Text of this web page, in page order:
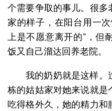
个需要争取的事儿。很
家的样子，在阳台用一
上是不愿意离开的”，但
饭又自己溜达回养老院。
我的奶奶就是这样。
栋的姑姑家对她来说就
吃得格外久，她的精力